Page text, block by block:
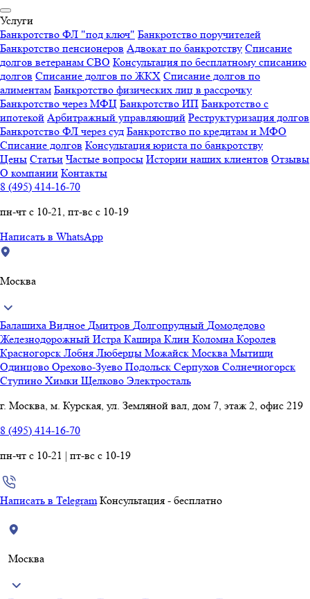
Услуги
Банкротство ФЛ "под ключ" Банкротство поручителей
Банкротство пенсионеров Адвокат по банкротству Списание
долгов ветеранам СВО Консультация по бесплатному списанию
долгов Списание долгов по ЖКХ Списание долгов по
алиментам Банкротство физических лиц в рассрочку
Банкротство через МФЦ Банкротство ИП Банкротство с
ипотекой Арбитражный управляющий Реструктуризация долгов
Банкротство ФЛ через суд Банкротство по кредитам и МФО
Списание долгов Консультация юриста по банкротству
Цены Статьи Частые вопросы Истории наших клиентов Отзывы
О компании Контакты
8 (495) 414-16-70
пн-чт с 10-21, пт-вс с 10-19
Написать в WhatsApp
Москва
Балашиха Видное Дмитров Долгопрудный Домодедово
Железнодорожный Истра Кашира Клин Коломна Королев
Красногорск Лобня Люберцы Можайск Москва Мытищи
Одинцово Орехово-Зуево Подольск Серпухов Солнечногорск
Ступино Химки Щелково Электросталь
г. Москва, м. Курская, ул. Земляной вал, дом 7, этаж 2, офис 219
8 (495) 414-16-70
пн-чт с 10-21 | пт-вс с 10-19
Написать в Telegram Консультация - бесплатно
Москва